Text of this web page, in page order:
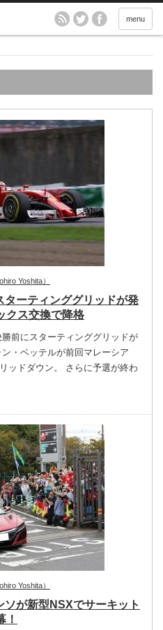
menu
Yoshita）
ターティンググリッドが発
クス交換で降格
前にスターティンググリッドが
・ベッテルが前回マレーシア
ッドダウン。 さらに予選が終わ
Yoshita）
ソが新型NSXでサーキット
！